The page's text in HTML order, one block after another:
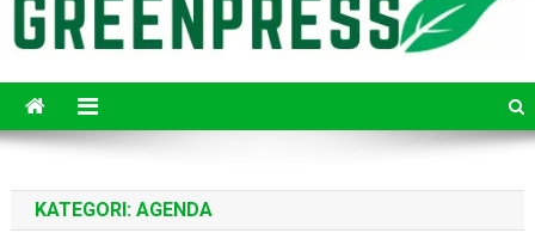
KATEGORI: AGENDA